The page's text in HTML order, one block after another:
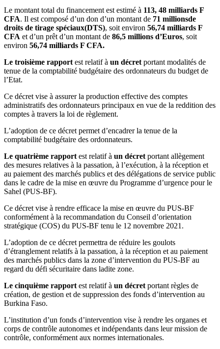
Le montant total du financement est estimé à 113, 48 milliards F
CFA. Il est composé d’un don d’un montant de 71 millionsde
droits de tirage spéciaux(DTS), soit environ 56,74 milliards F
CFA et d’un prêt d’un montant de 86,5 millions d’Euros, soit
environ 56,74 milliards F CFA.
Le troisième rapport est relatif à un décret portant modalités de
tenue de la comptabilité budgétaire des ordonnateurs du budget de
l’Etat.
Ce décret vise à assurer la production effective des comptes
administratifs des ordonnateurs principaux en vue de la reddition des
comptes à travers la loi de règlement.
L’adoption de ce décret permet d’encadrer la tenue de la
comptabilité budgétaire des ordonnateurs.
Le quatrième rapport est relatif à un décret portant allègement
des mesures relatives à la passation, à l’exécution, à la réception et
au paiement des marchés publics et des délégations de service public
dans le cadre de la mise en œuvre du Programme d’urgence pour le
Sahel (PUS-BF).
Ce décret vise à rendre efficace la mise en œuvre du PUS-BF
conformément à la recommandation du Conseil d’orientation
stratégique (COS) du PUS-BF tenu le 12 novembre 2021.
L’adoption de ce décret permettra de réduire les goulots
d’étranglement relatifs à la passation, à la réception et au paiement
des marchés publics dans la zone d’intervention du PUS-BF au
regard du défi sécuritaire dans ladite zone.
Le cinquième rapport est relatif à un décret portant règles de
création, de gestion et de suppression des fonds d’intervention au
Burkina Faso.
L’institution d’un fonds d’intervention vise à rendre les organes et
corps de contrôle autonomes et indépendants dans leur mission de
contrôle, conformément aux normes internationales.